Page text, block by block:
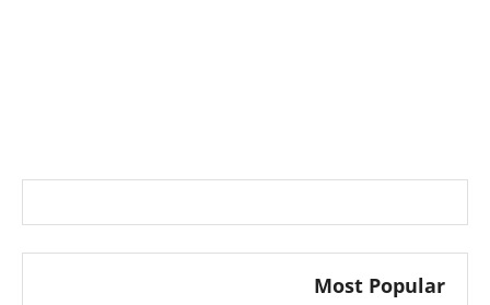
Most Popular